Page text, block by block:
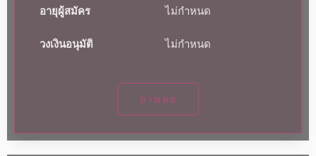
อายุผู้สมัคร ไม่กำหนด
วงเงินอนุมัติ ไม่กำหนด
อ่านต่อ